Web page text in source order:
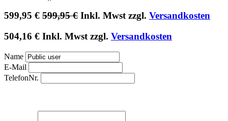
599,95 € 599,95€ Inkl. Mwst zzgl. Versandkosten
504,16 € Inkl. Mwst zzgl. Versandkosten
Name
E-Mail
TelefonNr.